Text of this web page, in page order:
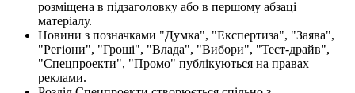
розміщена в підзаголовку або в першому абзаці
матеріалу.
Новини з позначками "Думка", "Експертиза", "Заява",
"Регіони", "Гроші", "Влада", "Вибори", "Тест-драйв",
"Спецпроекти", "Промо" публікуються на правах
реклами.